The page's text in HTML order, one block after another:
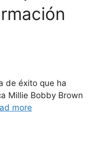
de éxito que ha
Millie Bobby Brown
more